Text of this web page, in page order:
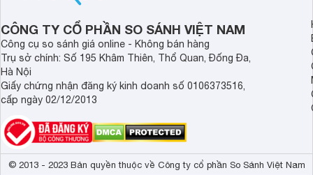
CÔNG TY CỔ PHẦN SO SÁNH VIỆT NAM
Công cụ so sánh giá online - Không bán hàng
Trụ sở chính: Số 195 Khâm Thiên, Thổ Quan, Đống Đa,
Hà Nội
Giấy chứng nhận đăng ký kinh doanh số 0106373516,
cấp ngày 02/12/2013
© 2013 - 2023 Bản quyền thuộc về Công ty cổ phần So Sánh Việt Nam